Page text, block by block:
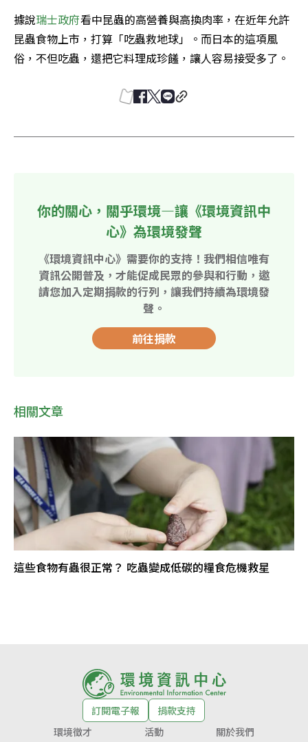
據說瑞士政府看中昆蟲的高營養與高換肉率，在近年允許
昆蟲食物上市，打算「吃蟲救地球」。而日本的這項風
俗，不但吃蟲，還把它料理成珍饈，讓人容易接受多了。
你的關心，關乎環境—讓《環境資訊中
心》為環境發聲
《環境資訊中心》需要你的支持！我們相信唯有
資訊公開普及，才能促成民眾的參與和行動，邀
請您加入定期捐款的行列，讓我們持續為環境發
聲。
前往捐款
相關文章
這些食物有蟲很正常？ 吃蟲變成低碳的糧食危機救星
訂閱電子報
捐款支持
環境徵才
活動 關於我們